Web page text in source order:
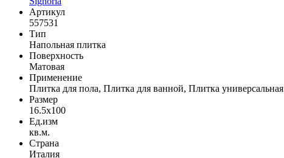
Артикул
557531
Тип
Напольная плитка
Поверхность
Матовая
Применение
Плитка для пола, Плитка для ванной, Плитка универсальная
Размер
16.5x100
Ед.изм
кв.м.
Страна
Италия